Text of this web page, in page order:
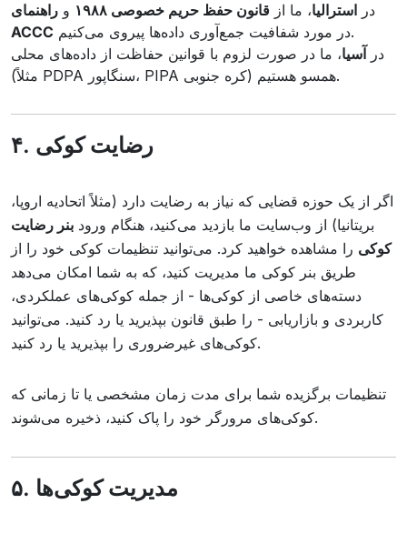
در استرالیا، ما از قانون حفظ حریم خصوصی ۱۹۸۸ و راهنمای
ACCC
در مورد شفافیت جمع‌آوری داده‌ها پیروی می‌کنیم.
در آسیا، ما در صورت لزوم با قوانین حفاظت از داده‌های محلی
(مثلاً PDPA سنگاپور، PIPA کره جنوبی) همسو هستیم.
۴. رضایت کوکی
اگر از یک حوزه قضایی که نیاز به رضایت دارد (مثلاً اتحادیه اروپا،
بریتانیا) از وب‌سایت ما بازدید می‌کنید، هنگام ورود بنر رضایت
کوکی را مشاهده خواهید کرد. می‌توانید تنظیمات کوکی خود را از
طریق بنر کوکی ما مدیریت کنید، که به شما امکان می‌دهد
دسته‌های خاصی از کوکی‌ها - از جمله کوکی‌های عملکردی،
کاربردی و بازاریابی - را طبق قانون بپذیرید یا رد کنید. می‌توانید
کوکی‌های غیرضروری را بپذیرید یا رد کنید.
تنظیمات برگزیده شما برای مدت زمان مشخصی یا تا زمانی که
کوکی‌های مرورگر خود را پاک کنید، ذخیره می‌شوند.
۵. مدیریت کوکی‌ها